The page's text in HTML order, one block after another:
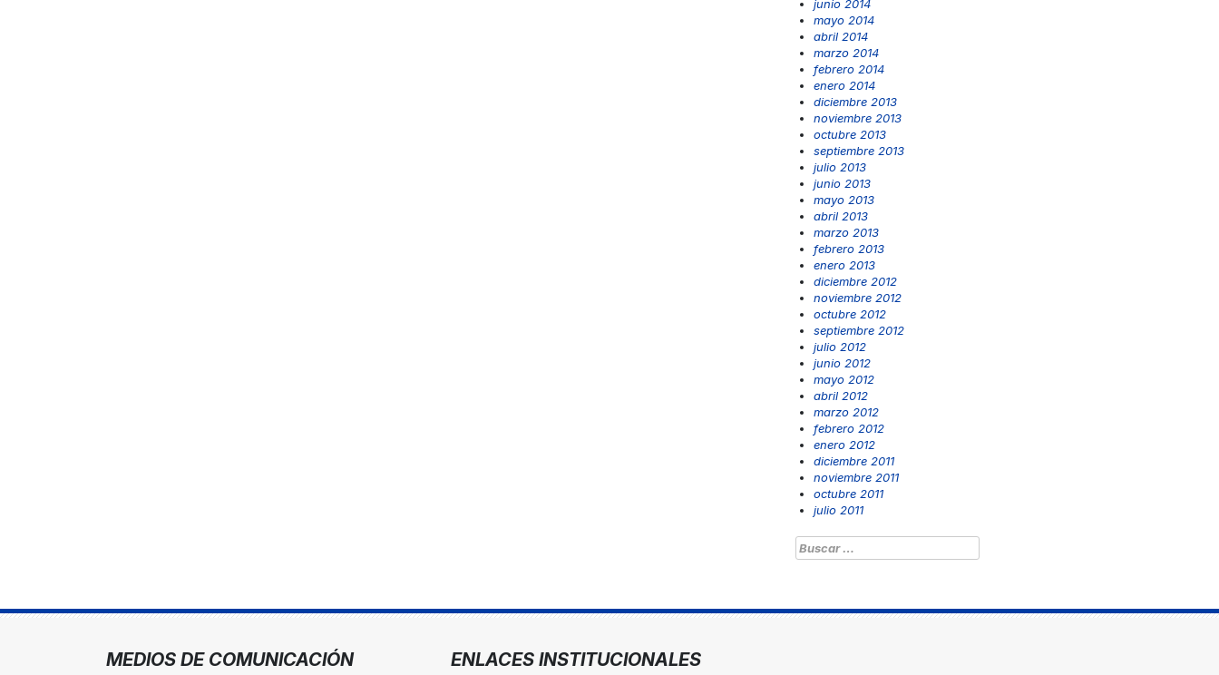
junio 2014
mayo 2014
abril 2014
marzo 2014
febrero 2014
enero 2014
diciembre 2013
noviembre 2013
octubre 2013
septiembre 2013
julio 2013
junio 2013
mayo 2013
abril 2013
marzo 2013
febrero 2013
enero 2013
diciembre 2012
noviembre 2012
octubre 2012
septiembre 2012
julio 2012
junio 2012
mayo 2012
abril 2012
marzo 2012
febrero 2012
enero 2012
diciembre 2011
noviembre 2011
octubre 2011
julio 2011
Buscar:
MEDIOS DE COMUNICACIÓN ENLACES INSTITUCIONALES